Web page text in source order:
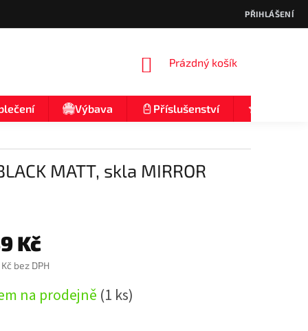
PŘIHLÁŠENÍ
NÁKUPNÍ
Prázdný košík
Výbava Příslušenství
MATT, skla MIRROR
Kč
bez DPH
na prodejně (1 ks)